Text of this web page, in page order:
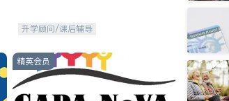
升学顾问/课后辅导
精英会员